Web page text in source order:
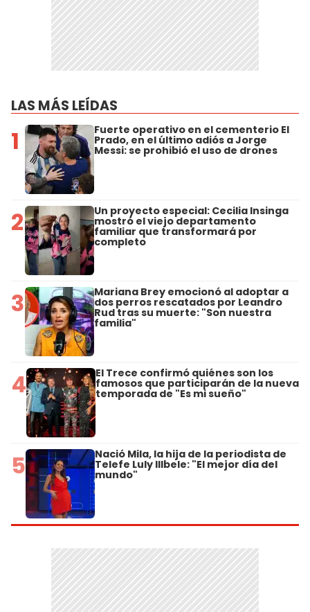
LAS MÁS LEÍDAS
1 Fuerte operativo en el cementerio El
Prado, en el último adiós a Jorge
Messi: se prohibió el uso de drones
2 Un proyecto especial: Cecilia Insinga
mostró el viejo departamento
familiar que transformará por
completo
3 Mariana Brey emocionó al adoptar a
dos perros rescatados por Leandro
Rud tras su muerte: "Son nuestra
familia"
4 El Trece confirmó quiénes son los
famosos que participarán de la nueva
temporada de "Es mi sueño"
5 Nació Mila, la hija de la periodista de
Telefe Luly Illbele: "El mejor día del
mundo"